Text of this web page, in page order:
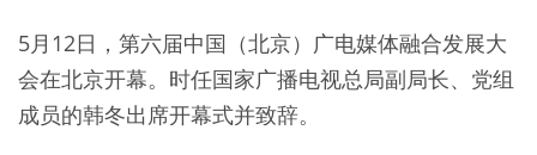
5月12日，第六届中国（北京）广电媒体融合发展大
会在北京开幕。时任国家广播电视总局副局长、党组
成员的韩冬出席开幕式并致辞。